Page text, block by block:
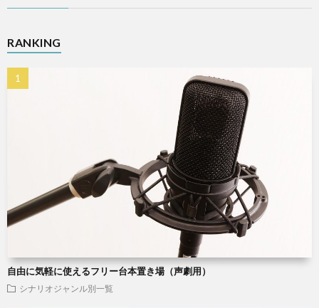
RANKING
自由に気軽に使えるフリー台本置き場（声劇用）
シナリオジャンル別一覧